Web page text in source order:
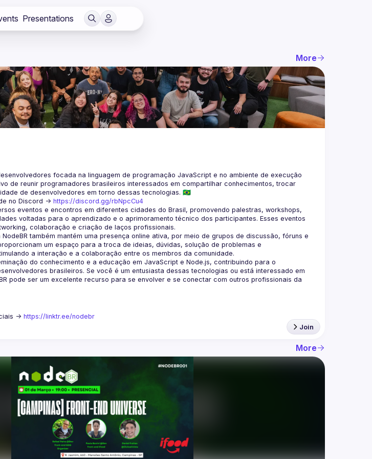
Presentations
More
focada na linguagem de programação JavaScript e no ambiente de execução
de reunir programadores brasileiros interessados em compartilhar conhecimentos, trocar
no Discord -> https://discord.gg/rbNpcCu4
eventos e encontros em diferentes cidades do Brasil, promovendo palestras, workshops,
voltadas para o aprendizado e o aprimoramento técnico dos participantes. Esses eventos
também mantém uma presença online ativa, por meio de grupos de discussão, fóruns e
um espaço para a troca de ideias, dúvidas, solução de problemas e
do conhecimento e a educação em JavaScript e Node.js, contribuindo para o
brasileiros. Se você é um entusiasta dessas tecnologias ou está interessado em
pode ser um excelente recurso para se envolver e se conectar com outros profissionais da
-> https://linktr.ee/nodebr
Join
More